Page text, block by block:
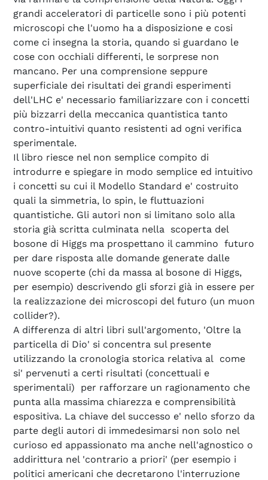
grandi acceleratori di particelle sono i più potenti
microscopi che l'uomo ha a disposizione e cosi
come ci insegna la storia, quando si guardano le
cose con occhiali differenti, le sorprese non
mancano. Per una comprensione seppure
superficiale dei risultati dei grandi esperimenti
dell'LHC e' necessario familiarizzare con i concetti
più bizzarri della meccanica quantistica tanto
contro-intuitivi quanto resistenti ad ogni verifica
sperimentale.
Il libro riesce nel non semplice compito di
introdurre e spiegare in modo semplice ed intuitivo
i concetti su cui il Modello Standard e' costruito
quali la simmetria, lo spin, le fluttuazioni
quantistiche. Gli autori non si limitano solo alla
storia già scritta culminata nella scoperta del
bosone di Higgs ma prospettano il cammino futuro
per dare risposta alle domande generate dalle
nuove scoperte (chi da massa al bosone di Higgs,
per esempio) descrivendo gli sforzi già in essere per
la realizzazione dei microscopi del futuro (un muon
collider?).
A differenza di altri libri sull'argomento, 'Oltre la
particella di Dio' si concentra sul presente
utilizzando la cronologia storica relativa al come
si' pervenuti a certi risultati (concettuali e
sperimentali) per rafforzare un ragionamento che
punta alla massima chiarezza e comprensibilità
espositiva. La chiave del successo e' nello sforzo da
parte degli autori di immedesimarsi non solo nel
curioso ed appassionato ma anche nell'agnostico o
addirittura nel 'contrario a priori' (per esempio i
politici americani che decretarono l'interruzione